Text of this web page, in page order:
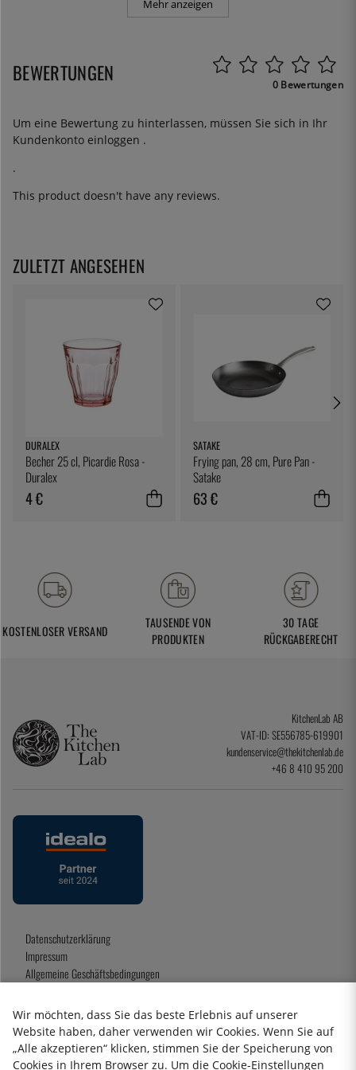
Mehr anzeigen
BEWERTUNGEN 0 Bewertungen
Um eine Bewertung zu hinterlassen, müssen Sie sich in Ihr
Kundenkonto einloggen .
.
This product doesn't have any reviews.
ZULETZT ANGESEHEN
DURALEX
Becher 25 cl, Picardie Rosa -
Duralex
4 €
SATAKE
Frying pan, 28 cm, Pure Pan -
Satake
63 €
KOSTENLOSER VERSAND
TAUSENDE VON
PRODUKTEN
30 TAGE
RÜCKGABERECHT
KitchenLab AB
VAT-ID: SE556785-619901
kundenservice@thekitchenlab.de
+46 8 410 95 200
Datenschutzerklärung
Impressum
Allgemeine Geschäftsbedingungen
2026 KitchenLab AB
Wir möchten, dass Sie das beste Erlebnis auf unserer
Website haben, daher verwenden wir Cookies. Wenn Sie auf
„Alle akzeptieren“ klicken, stimmen Sie der Speicherung von
Cookies in Ihrem Browser zu. Um die Cookie-Einstellungen